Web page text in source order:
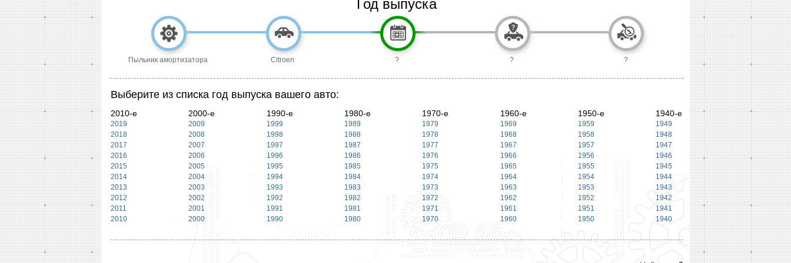
Год выпуска
Пыльник амортизатора Citroen ? ? ?
Выберите из списка год выпуска вашего авто:
2010-е
2019
2018
2017
2016
2015
2014
2013
2012
2011
2010
2000-е
2009
2008
2007
2006
2005
2004
2003
2002
2001
2000
1990-е
1999
1998
1997
1996
1995
1994
1993
1992
1991
1990
1980-е
1989
1988
1987
1986
1985
1984
1983
1982
1981
1980
1970-е
1979
1978
1977
1976
1975
1974
1973
1972
1971
1970
1960-е
1969
1968
1967
1966
1965
1964
1963
1962
1961
1960
1950-е
1959
1958
1957
1956
1955
1954
1953
1952
1951
1950
1940-е
1949
1948
1947
1946
1945
1944
1943
1942
1941
1940